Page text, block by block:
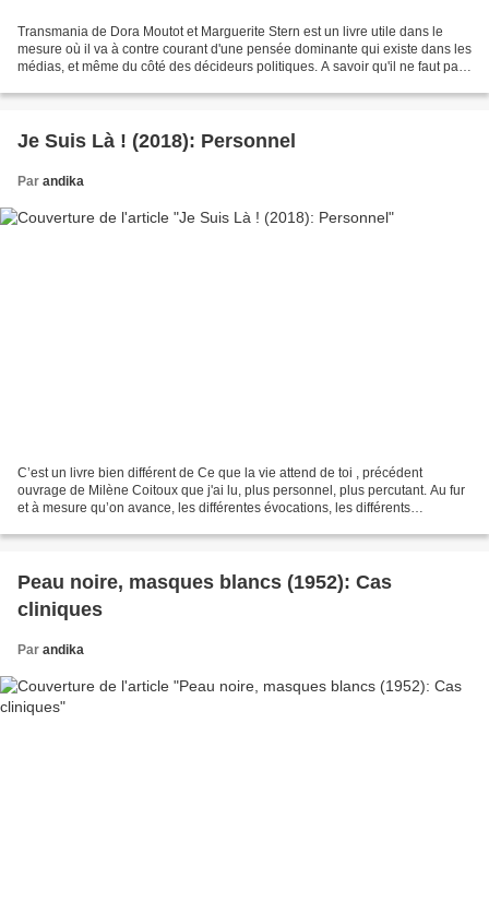
Transmania de Dora Moutot et Marguerite Stern est un livre utile dans le
mesure où il va à contre courant d'une pensée dominante qui existe dans les
médias, et même du côté des décideurs politiques. A savoir qu'il ne faut pas
Je Suis Là ! (2018): Personnel
Par andika
C’est un livre bien différent de Ce que la vie attend de toi , précédent
ouvrage de Milène Coitoux que j'ai lu, plus personnel, plus percutant. Au fur
et à mesure qu’on avance, les différentes évocations, les différents
Peau noire, masques blancs (1952): Cas
cliniques
Par andika